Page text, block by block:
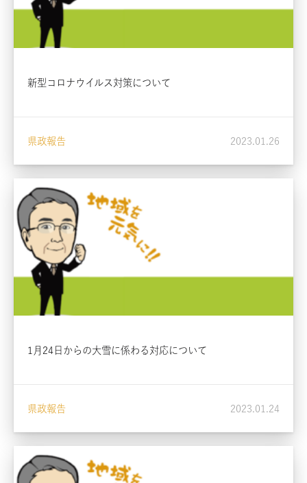
新型コロナウイルス対策について
県政報告 2023.01.26
1月24日からの大雪に係わる対応について
県政報告 2023.01.24